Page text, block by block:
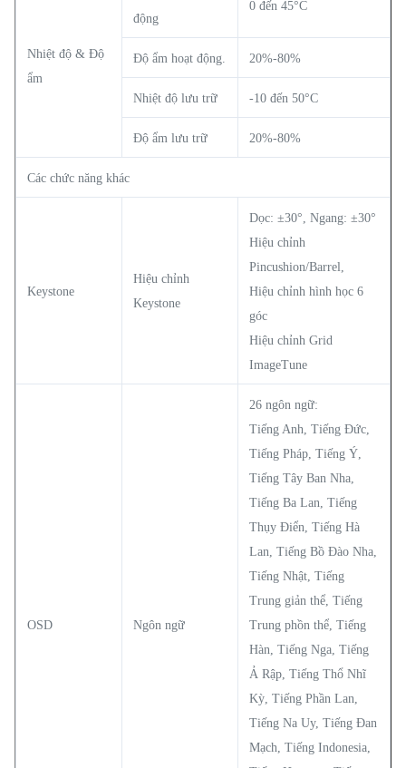
Nhiệt độ & Độ
ẩm
động
0 đến 45°C
Độ ẩm hoạt động. 20%-80%
Nhiệt độ lưu trữ -10 đến 50°C
Độ ẩm lưu trữ 20%-80%
Các chức năng khác
Keystone
Hiệu chỉnh
Keystone
Dọc: ±30°, Ngang: ±30°
Hiệu chỉnh
Pincushion/Barrel,
Hiệu chỉnh hình học 6
góc
Hiệu chỉnh Grid
ImageTune
OSD Ngôn ngữ
26 ngôn ngữ:
Tiếng Anh, Tiếng Đức,
Tiếng Pháp, Tiếng Ý,
Tiếng Tây Ban Nha,
Tiếng Ba Lan, Tiếng
Thụy Điển, Tiếng Hà
Lan, Tiếng Bồ Đào Nha,
Tiếng Nhật, Tiếng
Trung giản thể, Tiếng
Trung phồn thể, Tiếng
Hàn, Tiếng Nga, Tiếng
Ả Rập, Tiếng Thổ Nhĩ
Kỳ, Tiếng Phần Lan,
Tiếng Na Uy, Tiếng Đan
Mạch, Tiếng Indonesia,